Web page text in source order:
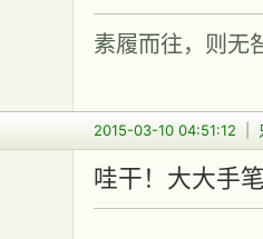
素履而往，则无
2015-03-10 04:51:12
哇干！大大手